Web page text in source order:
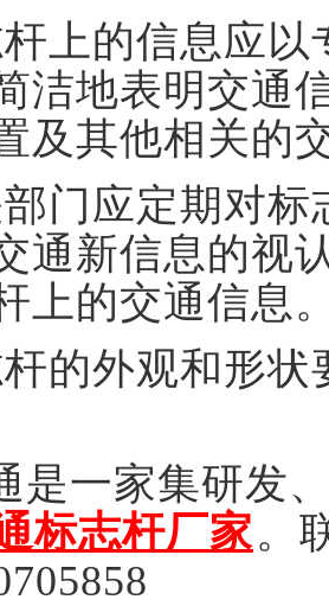
上的信息应
洁地表明交通
及其他相关的
门应定期对
通新信息的视
上的交通信息
的外观和形
是一家集研发
标志杆厂家。